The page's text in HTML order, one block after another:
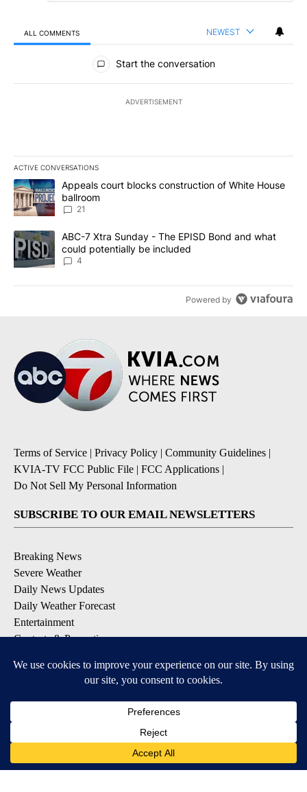
ALL COMMENTS NEWEST
All Comments
Start the conversation
ADVERTISEMENT
ACTIVE CONVERSATIONS
The following is a list of the most commented articles in the last
A trending article titled "Appeals court blocks construction of
Appeals court blocks construction of White House
ballroom
21
A trending article titled "ABC-7 Xtra Sunday - The EPISD Bond
ABC-7 Xtra Sunday - The EPISD Bond and what
could potentially be included
4
Powered by
Terms of Service | Privacy Policy | Community Guidelines |
KVIA-TV FCC Public File | FCC Applications |
Do Not Sell My Personal Information
SUBSCRIBE TO OUR EMAIL NEWSLETTERS
Breaking News
Severe Weather
Daily News Updates
Daily Weather Forecast
Entertainment
Contests & Promotions
DOWNLOAD OUR APPS
Available for iOS and Android